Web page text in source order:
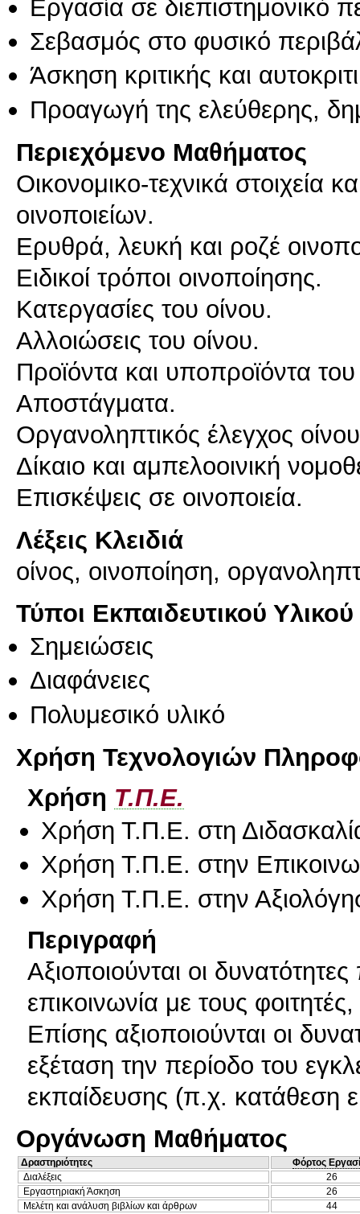
Εργασία σε διεπιστημονικό
Σεβασμός στο φυσικό
Άσκηση κριτικής και
Προαγωγή της ελεύθερης,
Περιεχόμενο Μαθήματος
Οικονομικο-τεχνικά στοιχεία
οινοποιείων.
Ερυθρά, λευκή και ροζέ
Ειδικοί τρόποι οινοποίησης.
Κατεργασίες του οίνου.
Αλλοιώσεις του οίνου.
Προϊόντα και υποπροϊόντα
Αποστάγματα.
Οργανοληπτικός έλεγχος
Δίκαιο και αμπελοοινική
Επισκέψεις σε οινοποιεία.
Λέξεις Κλειδιά
οίνος, οινοποίηση,
Τύποι Εκπαιδευτικού Υλικού
Σημειώσεις
Διαφάνειες
Πολυμεσικό υλικό
Χρήση Τεχνολογιών
Χρήση Τ.Π.Ε.
Χρήση Τ.Π.Ε. στη
Χρήση Τ.Π.Ε. στην
Χρήση Τ.Π.Ε. στην
Περιγραφή
Αξιοποιούνται οι
επικοινωνία με τους
Επίσης αξιοποιούνται οι
εξέταση την περίοδο του
εκπαίδευσης (π.χ. κατάθεση
Οργάνωση Μαθήματος
Δραστηριότητες
Φόρτος
Διαλέξεις
26
Εργαστηριακή Άσκηση
26
Μελέτη και ανάλυση βιβλίων και άρθρων
44